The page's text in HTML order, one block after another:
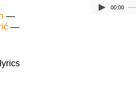
—
—
00:00